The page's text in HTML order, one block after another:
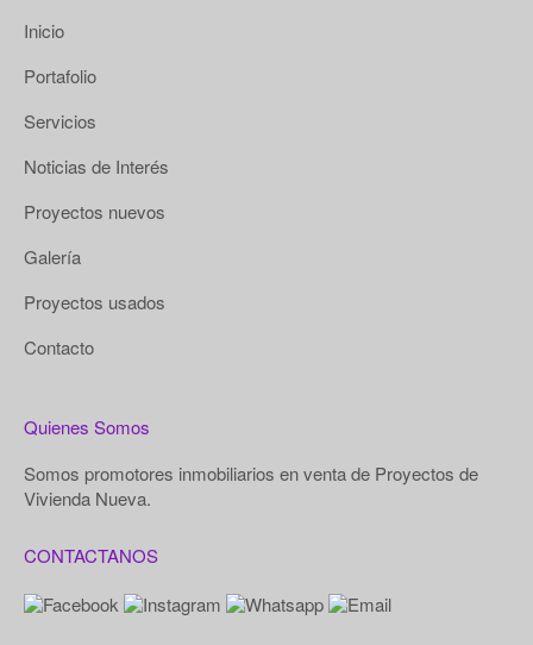
Inicio
Portafolio
Servicios
Noticias de Interés
Proyectos nuevos
Galería
Proyectos usados
Contacto
Quienes Somos
Somos promotores inmobiliarios en venta de Proyectos de
Vivienda Nueva.
CONTACTANOS